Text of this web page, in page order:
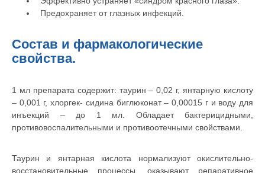
Предохраняет от глазных инфекций.
Состав и фармакологические
свойства.
1 мл препарата содержит: таурин – 0,02 г, янтарную кислоту
– 0,001 г, хлоргек- сидина биглюконат – 0,00015 г и воду для
инъекций – до 1 мл. Обладает бактерицидными,
противовоспалительными и противоотечными свойствами.
Таурин и янтарная кислота нормализуют окислительно-
восстановительные процессы, оказывают репаративное